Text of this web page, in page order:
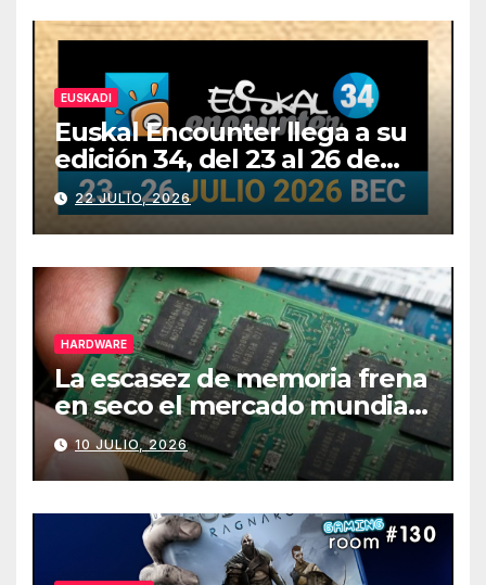
EUSKADI
Euskal Encounter llega a su
edición 34, del 23 al 26 de
julio
22 JULIO, 2026
HARDWARE
La escasez de memoria frena
en seco el mercado mundial
de PCs
10 JULIO, 2026